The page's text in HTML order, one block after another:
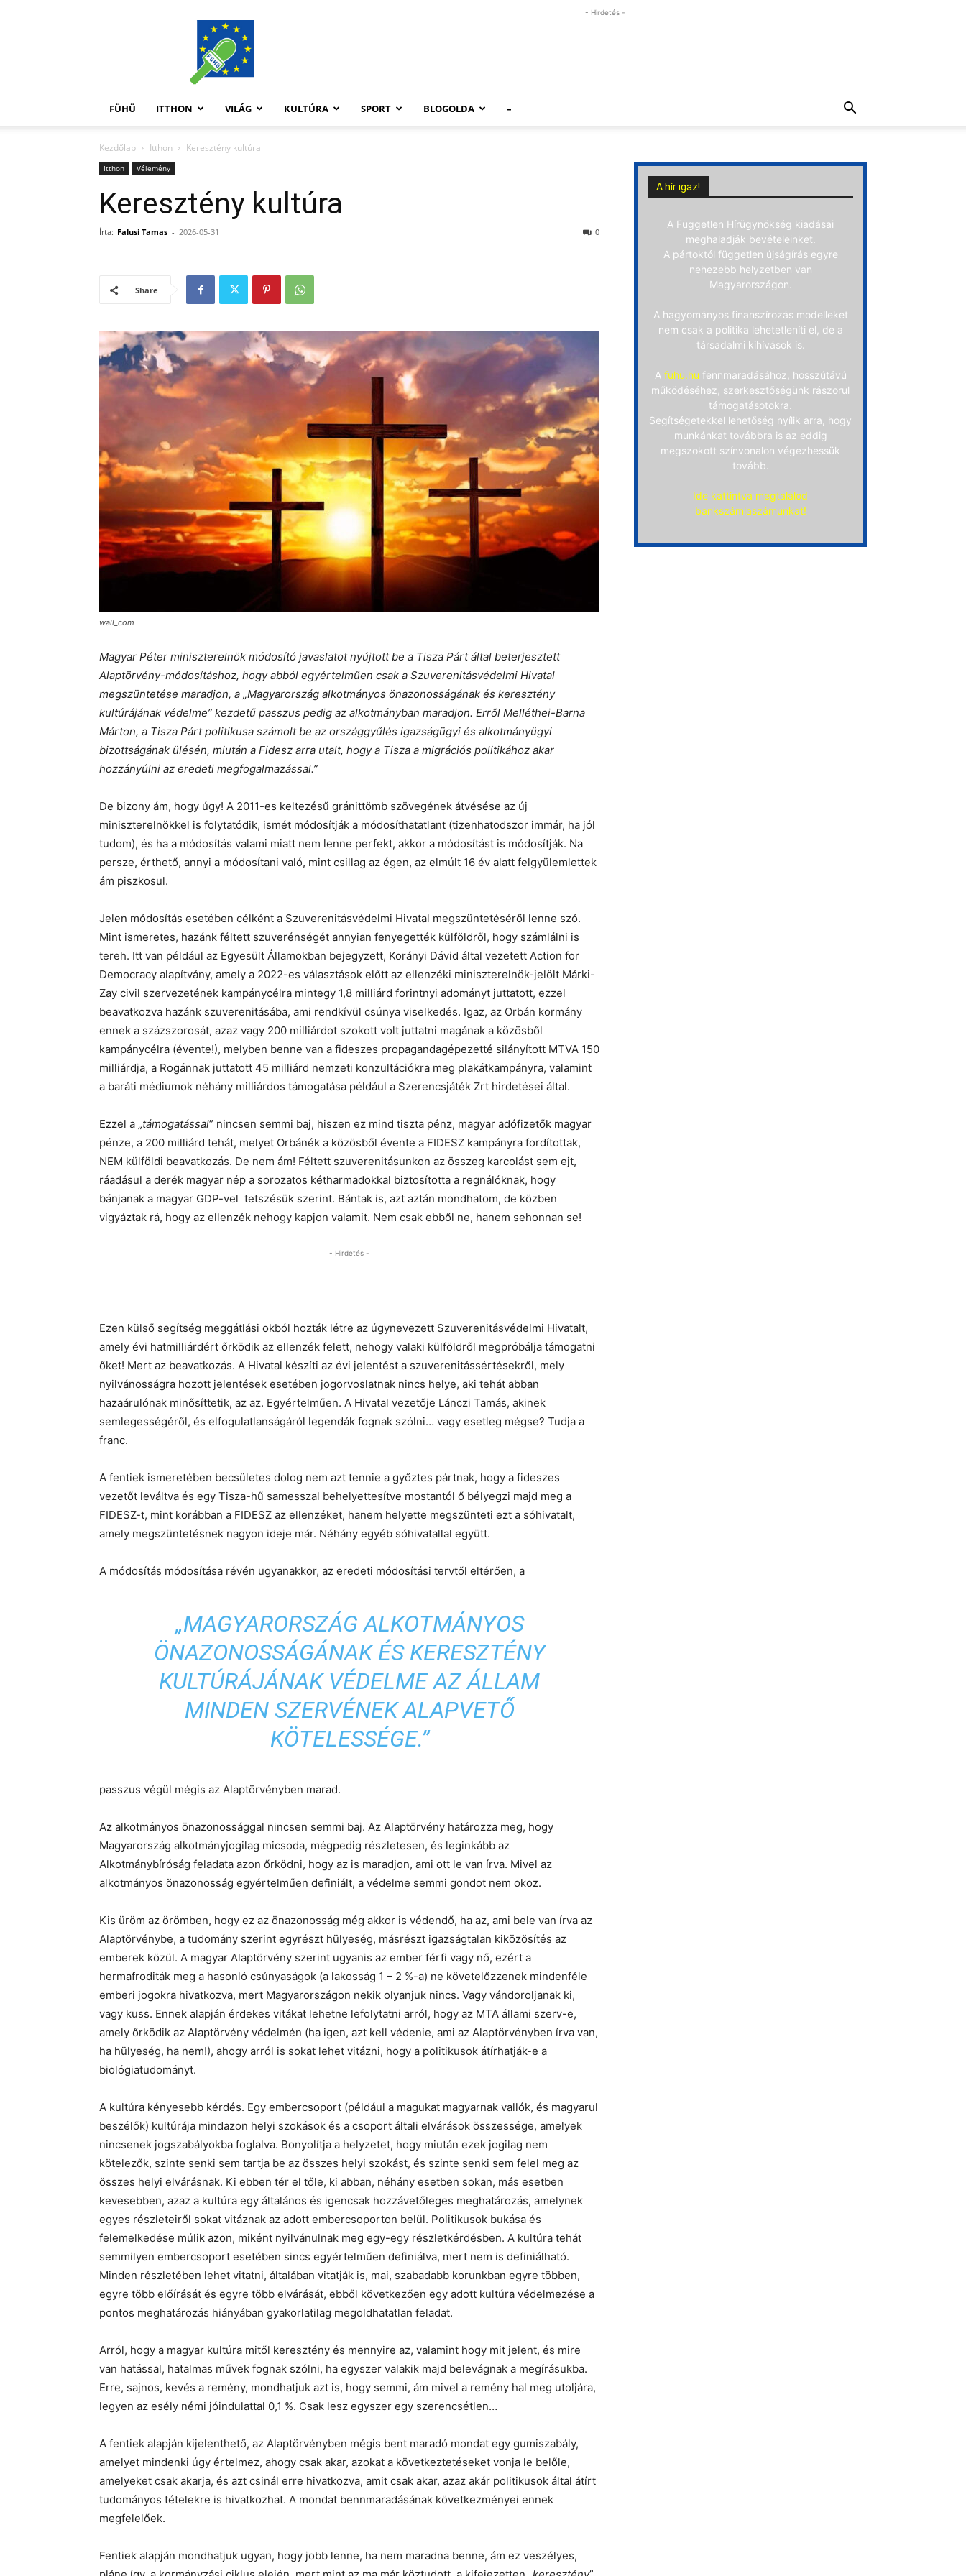
FüHü
- Hirdetés -
FÜHÜ ITTHON VILÁG KULTÚRA SPORT BLOGOLDA –
Kezdőlap Itthon Keresztény kultúra
Itthon Vélemény
Keresztény kultúra
Írta: Falusi Tamas - 2026-05-31 0
Share
wall_com
Magyar Péter miniszterelnök módosító javaslatot nyújtott be a Tisza Párt által beterjesztett
Alaptörvény-módosításhoz, hogy abból egyértelműen csak a Szuverenitásvédelmi Hivatal
megszüntetése maradjon, a „Magyarország alkotmányos önazonosságának és keresztény
kultúrájának védelme” kezdetű passzus pedig az alkotmányban maradjon. Erről Melléthei-Barna
Márton, a Tisza Párt politikusa számolt be az országgyűlés igazságügyi és alkotmányügyi
bizottságának ülésén, miután a Fidesz arra utalt, hogy a Tisza a migrációs politikához akar
hozzányúlni az eredeti megfogalmazással.”
De bizony ám, hogy úgy! A 2011-es keltezésű gránittömb szövegének átvésése az új
miniszterelnökkel is folytatódik, ismét módosítják a módosíthatatlant (tizenhatodszor immár, ha jól
tudom), és ha a módosítás valami miatt nem lenne perfekt, akkor a módosítást is módosítják. Na
persze, érthető, annyi a módosítani való, mint csillag az égen, az elmúlt 16 év alatt felgyülemlettek
ám piszkosul.
Jelen módosítás esetében célként a Szuverenitásvédelmi Hivatal megszüntetéséről lenne szó.
Mint ismeretes, hazánk féltett szuverénségét annyian fenyegették külföldről, hogy számlálni is
tereh. Itt van például az Egyesült Államokban bejegyzett, Korányi Dávid által vezetett Action for
Democracy alapítvány, amely a 2022-es választások előtt az ellenzéki miniszterelnök-jelölt Márki-
Zay civil szervezetének kampánycélra mintegy 1,8 milliárd forintnyi adományt juttatott, ezzel
beavatkozva hazánk szuverenitásába, ami rendkívül csúnya viselkedés. Igaz, az Orbán kormány
ennek a százszorosát, azaz vagy 200 milliárdot szokott volt juttatni magának a közösből
kampánycélra (évente!), melyben benne van a fideszes propagandagépezetté silányított MTVA 150
milliárdja, a Rogánnak juttatott 45 milliárd nemzeti konzultációkra meg plakátkampányra, valamint
a baráti médiumok néhány milliárdos támogatása például a Szerencsjáték Zrt hirdetései által.
Ezzel a „támogatással” nincsen semmi baj, hiszen ez mind tiszta pénz, magyar adófizetők magyar
pénze, a 200 milliárd tehát, melyet Orbánék a közösből évente a FIDESZ kampányra fordítottak,
NEM külföldi beavatkozás. De nem ám! Féltett szuverenitásunkon az összeg karcolást sem ejt,
ráadásul a derék magyar nép a sorozatos kétharmadokkal biztosította a regnálóknak, hogy
bánjanak a magyar GDP-vel tetszésük szerint. Bántak is, azt aztán mondhatom, de közben
vigyáztak rá, hogy az ellenzék nehogy kapjon valamit. Nem csak ebből ne, hanem sehonnan se!
- Hirdetés -
Ezen külső segítség meggátlási okból hozták létre az úgynevezett Szuverenitásvédelmi Hivatalt,
amely évi hatmilliárdért őrködik az ellenzék felett, nehogy valaki külföldről megpróbálja támogatni
őket! Mert az beavatkozás. A Hivatal készíti az évi jelentést a szuverenitássértésekről, mely
nyilvánosságra hozott jelentések esetében jogorvoslatnak nincs helye, aki tehát abban
hazaárulónak minősíttetik, az az. Egyértelműen. A Hivatal vezetője Lánczi Tamás, akinek
semlegességéről, és elfogulatlanságáról legendák fognak szólni… vagy esetleg mégse? Tudja a
franc.
A fentiek ismeretében becsületes dolog nem azt tennie a győztes pártnak, hogy a fideszes
vezetőt leváltva és egy Tisza-hű samesszal behelyettesítve mostantól ő bélyegzi majd meg a
FIDESZ-t, mint korábban a FIDESZ az ellenzéket, hanem helyette megszünteti ezt a sóhivatalt,
amely megszüntetésnek nagyon ideje már. Néhány egyéb sóhivatallal együtt.
A módosítás módosítása révén ugyanakkor, az eredeti módosítási tervtől eltérően, a
„MAGYARORSZÁG ALKOTMÁNYOS
ÖNAZONOSSÁGÁNAK ÉS KERESZTÉNY
KULTÚRÁJÁNAK VÉDELME AZ ÁLLAM
MINDEN SZERVÉNEK ALAPVETŐ
KÖTELESSÉGE.”
passzus végül mégis az Alaptörvényben marad.
Az alkotmányos önazonossággal nincsen semmi baj. Az Alaptörvény határozza meg, hogy
Magyarország alkotmányjogilag micsoda, mégpedig részletesen, és leginkább az
Alkotmánybíróság feladata azon őrködni, hogy az is maradjon, ami ott le van írva. Mivel az
alkotmányos önazonosság egyértelműen definiált, a védelme semmi gondot nem okoz.
Kis üröm az örömben, hogy ez az önazonosság még akkor is védendő, ha az, ami bele van írva az
Alaptörvénybe, a tudomány szerint egyrészt hülyeség, másrészt igazságtalan kiközösítés az
emberek közül. A magyar Alaptörvény szerint ugyanis az ember férfi vagy nő, ezért a
hermafroditák meg a hasonló csúnyaságok (a lakosság 1 – 2 %-a) ne követelőzzenek mindenféle
emberi jogokra hivatkozva, mert Magyarországon nekik olyanjuk nincs. Vagy vándoroljanak ki,
vagy kuss. Ennek alapján érdekes vitákat lehetne lefolytatni arról, hogy az MTA állami szerv-e,
amely őrködik az Alaptörvény védelmén (ha igen, azt kell védenie, ami az Alaptörvényben írva van,
ha hülyeség, ha nem!), ahogy arról is sokat lehet vitázni, hogy a politikusok átírhatják-e a
biológiatudományt.
A kultúra kényesebb kérdés. Egy embercsoport (például a magukat magyarnak vallók, és magyarul
beszélők) kultúrája mindazon helyi szokások és a csoport általi elvárások összessége, amelyek
nincsenek jogszabályokba foglalva. Bonyolítja a helyzetet, hogy miután ezek jogilag nem
kötelezők, szinte senki sem tartja be az összes helyi szokást, és szinte senki sem felel meg az
összes helyi elvárásnak. Ki ebben tér el tőle, ki abban, néhány esetben sokan, más esetben
kevesebben, azaz a kultúra egy általános és igencsak hozzávetőleges meghatározás, amelynek
egyes részleteiről sokat vitáznak az adott embercsoporton belül. Politikusok bukása és
felemelkedése múlik azon, miként nyilvánulnak meg egy-egy részletkérdésben. A kultúra tehát
semmilyen embercsoport esetében sincs egyértelműen definiálva, mert nem is definiálható.
Minden részletében lehet vitatni, általában vitatják is, mai, szabadabb korunkban egyre többen,
egyre több előírását és egyre több elvárását, ebből következően egy adott kultúra védelmezése a
pontos meghatározás hiányában gyakorlatilag megoldhatatlan feladat.
Arról, hogy a magyar kultúra mitől keresztény és mennyire az, valamint hogy mit jelent, és mire
van hatással, hatalmas művek fognak szólni, ha egyszer valakik majd belevágnak a megírásukba.
Erre, sajnos, kevés a remény, mondhatjuk azt is, hogy semmi, ám mivel a remény hal meg utoljára,
legyen az esély némi jóindulattal 0,1 %. Csak lesz egyszer egy szerencsétlen…
A fentiek alapján kijelenthető, az Alaptörvényben mégis bent maradó mondat egy gumiszabály,
amelyet mindenki úgy értelmez, ahogy csak akar, azokat a következtetéseket vonja le belőle,
amelyeket csak akarja, és azt csinál erre hivatkozva, amit csak akar, azaz akár politikusok által átírt
tudományos tételekre is hivatkozhat. A mondat bennmaradásának következményei ennek
megfelelőek.
Fentiek alapján mondhatjuk ugyan, hogy jobb lenne, ha nem maradna benne, ám ez veszélyes,
A hír igaz!
A Független Hírügynökség kiadásai
meghaladják bevételeinket.
A pártoktól független újságírás egyre
nehezebb helyzetben van
Magyarországon.
A hagyományos finanszírozás modelleket
nem csak a politika lehetetleníti el, de a
társadalmi kihívások is.
A fuhu.hu fennmaradásához, hosszútávú
működéséhez, szerkesztőségünk rászorul
támogatásotokra.
Segítségetekkel lehetőség nyílik arra, hogy
munkánkat továbbra is az eddig
megszokott színvonalon végezhessük
tovább.
Ide kattintva megtalálod
bankszámlaszámunkat!